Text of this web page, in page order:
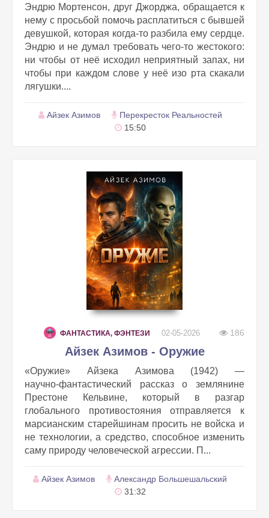
Эндрю Мортенсон, друг Джорджа, обращается к
нему с просьбой помочь расплатиться с бывшей
девушкой, которая когда-то разбила ему сердце.
Эндрю и не думал требовать чего-то жестокого:
ни чтобы от неё исходил неприятный запах, ни
чтобы при каждом слове у неё изо рта скакали
лягушки....
Айзек Азимов
Перекресток Реальностей
15:50
ФАНТАСТИКА, ФЭНТЕЗИ 02-05-2026 186
Айзек Азимов - Оружие
«Оружие» Айзека Азимова (1942) —
научно‑фантастический рассказ о землянине
Престоне Кельвине, который в разгар
глобального противостояния отправляется к
марсианским старейшинам просить не войска и
не технологии, а средство, способное изменить
саму природу человеческой агрессии. П...
Айзек Азимов
Александр Большешальский
31:32